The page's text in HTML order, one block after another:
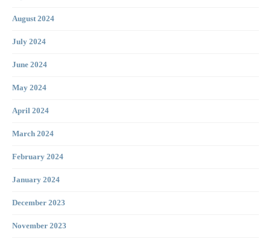
August 2024
July 2024
June 2024
May 2024
April 2024
March 2024
February 2024
January 2024
December 2023
November 2023